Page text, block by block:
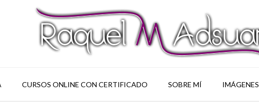
CURSOS ONLINE CON CERTIFICADO SOBRE MÍ IMÁGENES